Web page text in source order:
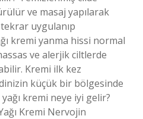
ve masaj yapılarak
uygulanıp
kremi yanma hissi normal
ve alerjik ciltlerde
Kremi ilk kez
küçük bir bölgesinde
kremi neye iyi gelir?
Kremi Nervojin